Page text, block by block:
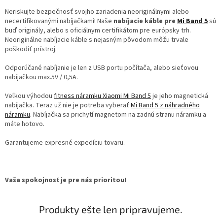
Neriskujte bezpečnosť svojho zariadenia neoriginálnymi alebo
necertifikovanými nabíjačkami! Naše nabíjacie káble pre Mi Band 5sú
buď originály, alebo s oficiálnym certifikátom pre európsky trh.
Neoriginálne nabíjacie káble s nejasným pôvodom môžu trvale
poškodiť prístroj.
Odporúčané nabíjanie je len z USB portu počítača, alebo sieťovou
nabíjačkou max.5V / 0,5A.
Veľkou výhodou fitness náramku Xiaomi Mi Band 5je jeho magnetická
nabíjačka. Teraz už nie je potreba vyberať Mi Band 5 z náhradného
náramku. Nabíjačka sa prichytí magnetom na zadnú stranu náramku a
máte hotovo.
Garantujeme expresné expedíciu tovaru.
Vaša spokojnosť je pre nás prioritou!
Produkty ešte len pripravujeme.